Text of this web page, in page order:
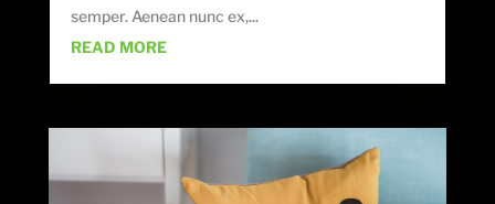
semper. Aenean nunc ex,...
READ MORE